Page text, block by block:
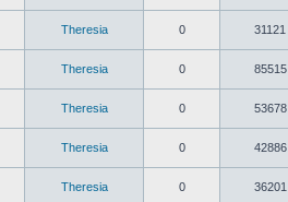
Theresia 0 31121
Theresia 0 85515
Theresia 0 53678
Theresia 0 42886
Theresia 0 36201